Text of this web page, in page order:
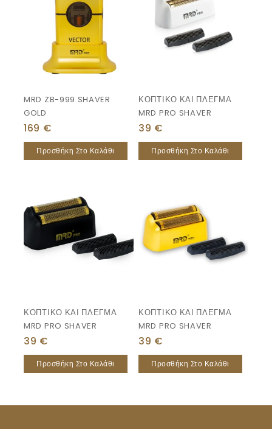
MRD ZB-999 SHAVER
GOLD
169 €
Προσθήκη Στο Καλάθι
ΚΟΠΤΙΚΟ ΚΑΙ ΠΛΕΓΜΑ
MRD PRO SHAVER
39 €
Προσθήκη Στο Καλάθι
ΚΟΠΤΙΚΟ ΚΑΙ ΠΛΕΓΜΑ
MRD PRO SHAVER
39 €
Προσθήκη Στο Καλάθι
ΚΟΠΤΙΚΟ ΚΑΙ ΠΛΕΓΜΑ
MRD PRO SHAVER
39 €
Προσθήκη Στο Καλάθι